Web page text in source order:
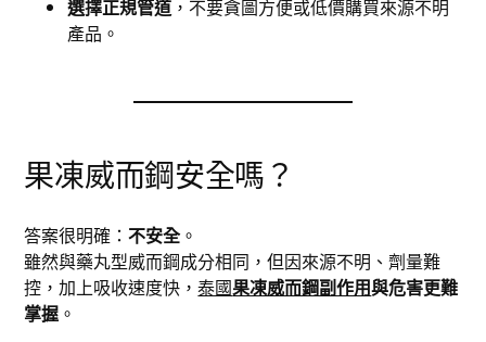
選擇正規管道 ，不要貪圖方便或低價購買來源不明
產品。
果凍威而鋼安全嗎？
答案很明確：不安全。
雖然與藥丸型威而鋼成分相同，但因來源不明、劑量難
控，加上吸收速度快，泰國果凍威而鋼副作用與危害更難
掌握 。